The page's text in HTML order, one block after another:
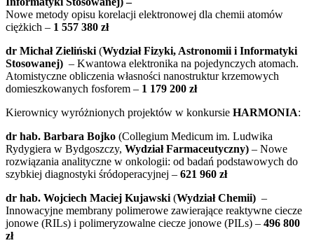
Nowe metody opisu korelacji elektronowej dla chemii atomów
ciężkich – 1 557 380 zł
dr Michał Zieliński (Wydział Fizyki, Astronomii i Informatyki
Stosowanej) – Kwantowa elektronika na pojedynczych atomach.
Atomistyczne obliczenia własności nanostruktur krzemowych
domieszkowanych fosforem – 1 179 200 zł
Kierownicy wyróżnionych projektów w konkursie HARMONIA:
dr hab. Barbara Bojko (Collegium Medicum im. Ludwika
Rydygiera w Bydgoszczy, Wydział Farmaceutyczny) – Nowe
rozwiązania analityczne w onkologii: od badań podstawowych do
szybkiej diagnostyki śródoperacyjnej – 621 960 zł
dr hab. Wojciech Maciej Kujawski (Wydział Chemii) –
Innowacyjne membrany polimerowe zawierające reaktywne ciecze
jonowe (RILs) i polimeryzowalne ciecze jonowe (PILs) – 496 800
zł